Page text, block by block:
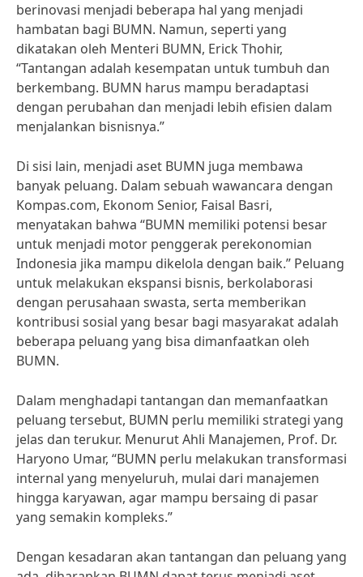
berinovasi menjadi beberapa hal yang menjadi
hambatan bagi BUMN. Namun, seperti yang
dikatakan oleh Menteri BUMN, Erick Thohir,
“Tantangan adalah kesempatan untuk tumbuh dan
berkembang. BUMN harus mampu beradaptasi
dengan perubahan dan menjadi lebih efisien dalam
menjalankan bisnisnya.”
Di sisi lain, menjadi aset BUMN juga membawa
banyak peluang. Dalam sebuah wawancara dengan
Kompas.com, Ekonom Senior, Faisal Basri,
menyatakan bahwa “BUMN memiliki potensi besar
untuk menjadi motor penggerak perekonomian
Indonesia jika mampu dikelola dengan baik.” Peluang
untuk melakukan ekspansi bisnis, berkolaborasi
dengan perusahaan swasta, serta memberikan
kontribusi sosial yang besar bagi masyarakat adalah
beberapa peluang yang bisa dimanfaatkan oleh
BUMN.
Dalam menghadapi tantangan dan memanfaatkan
peluang tersebut, BUMN perlu memiliki strategi yang
jelas dan terukur. Menurut Ahli Manajemen, Prof. Dr.
Haryono Umar, “BUMN perlu melakukan transformasi
internal yang menyeluruh, mulai dari manajemen
hingga karyawan, agar mampu bersaing di pasar
yang semakin kompleks.”
Dengan kesadaran akan tantangan dan peluang yang